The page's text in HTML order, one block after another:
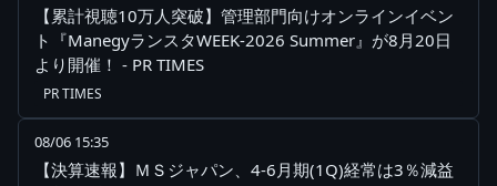
【累計視聴10万人突破】管理部門向けオンラインイベン
ト『ManegyランスタWEEK-2026 Summer』が8月20日
より開催！ - PR TIMES
PR TIMES
08/06 15:35
【決算速報】ＭＳジャパン、4-6月期(1Q)経常は3％減益